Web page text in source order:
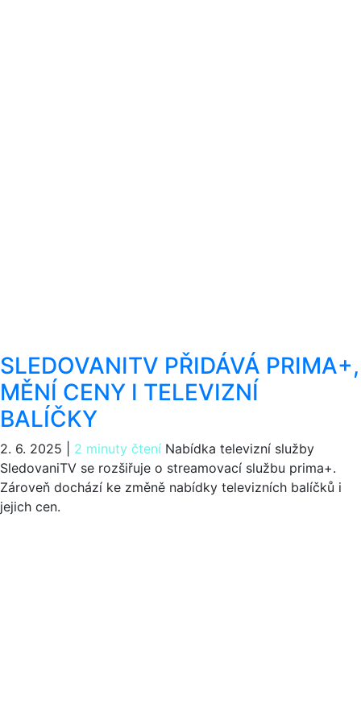
SLEDOVANITV PŘIDÁVÁ PRIMA+,
MĚNÍ CENY I TELEVIZNÍ
BALÍČKY
2. 6. 2025 2 minuty čtení Nabídka televizní služby
SledovaniTV se rozšiřuje o streamovací službu prima+.
Zároveň dochází ke změně nabídky televizních balíčků i
jejich cen.